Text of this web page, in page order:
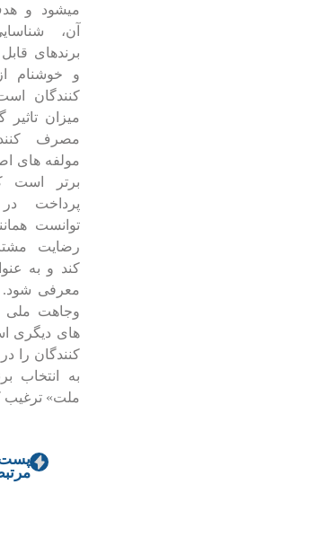
میشود و
آن،
برندهای
و خوشنام
کنندگان
میزان تاثیر
مصرف
مولفه های
برتر است
پرداخت
توانست
رضایت
کند و به
معرفی
وجاهت ملی
های دیگری
کنندگان را
به انتخاب
ملت»